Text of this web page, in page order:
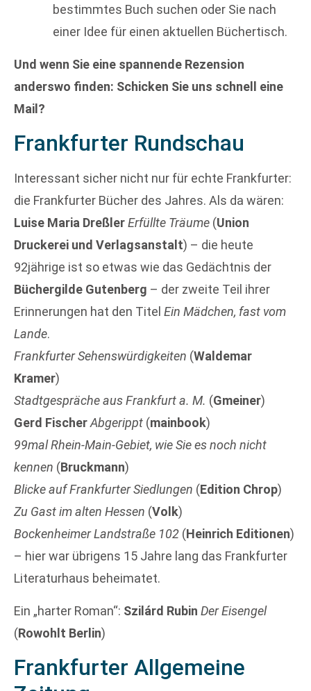
bestimmtes Buch suchen oder Sie nach
einer Idee für einen aktuellen Büchertisch.
Und wenn Sie eine spannende Rezension
anderswo finden: Schicken Sie uns schnell eine
Mail?
Frankfurter Rundschau
Interessant sicher nicht nur für echte Frankfurter:
die Frankfurter Bücher des Jahres. Als da wären:
Luise Maria DreßlerErfüllte Träume (Union
Druckerei und Verlagsanstalt) – die heute
92jährige ist so etwas wie das Gedächtnis der
Büchergilde Gutenberg – der zweite Teil ihrer
Erinnerungen hat den Titel Ein Mädchen, fast vom
Lande.
Frankfurter Sehenswürdigkeiten (Waldemar
Kramer)
Stadtgespräche aus Frankfurt a. M. (Gmeiner)
Gerd FischerAbgerippt (mainbook)
99mal Rhein-Main-Gebiet, wie Sie es noch nicht
kennen (Bruckmann)
Blicke auf Frankfurter Siedlungen (Edition Chrop)
Zu Gast im alten Hessen (Volk)
Bockenheimer Landstraße 102 (Heinrich Editionen)
– hier war übrigens 15 Jahre lang das Frankfurter
Literaturhaus beheimatet.
Ein „harter Roman“: Szilárd Rubin Der Eisengel
(Rowohlt Berlin)
Frankfurter Allgemeine